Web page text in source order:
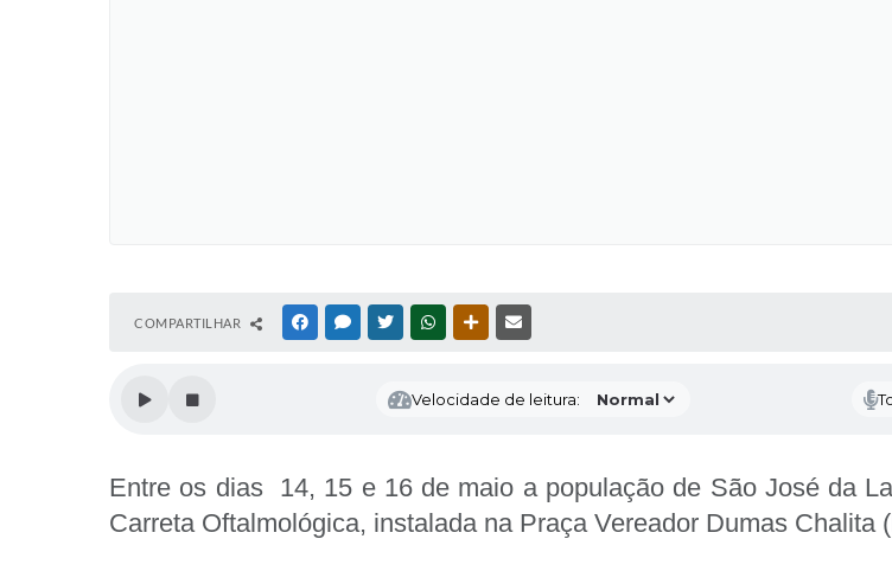
COMPARTILHAR FACEBOOKMESSENGER
TWITTERWHATSAPPOUTRAS MÍDIAS
Velocidade de leitura:
Entre os dias 14, 15 e 16 de maio a população de São José da
Carreta Oftalmológica, instalada na Praça Vereador Dumas Chalita